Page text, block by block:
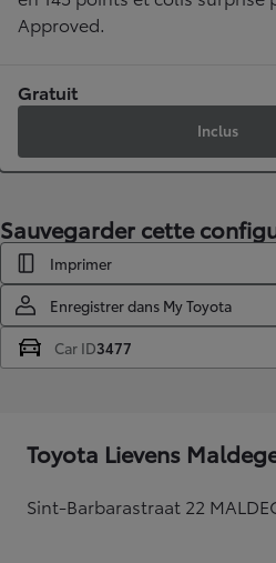
Approved.
Gratuit
Inclus
Sauvegarder cette
Imprimer
Enregistrer dans My Toyota
Car ID3477
Toyota Lievens
Sint-Barbarastraat 22